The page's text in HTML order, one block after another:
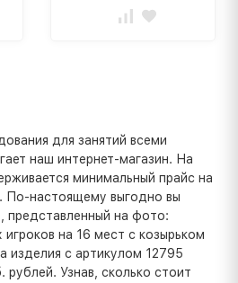
для занятий всеми
наш интернет-магазин. На
минимальный прайс на
По-настоящему выгодно вы
представленный на фото:
игроков на 16 мест с козырьком
изделия с артикулом 12795
рублей. Узнав, сколько стоит